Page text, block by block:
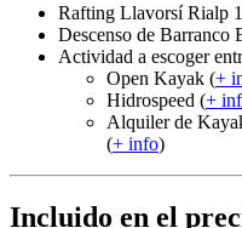
Rafting Llavorsí Rialp
Descenso de Barranco
Actividad a escoger
Open Kayak (+
Hidrospeed (+
Alquiler de
(+ info)
Incluido en el